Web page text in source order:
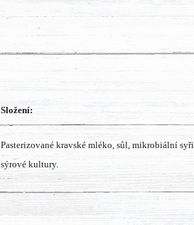
Složení:
Pasterizované kravské mléko, sůl, mikrobiální
sýrové kultury.